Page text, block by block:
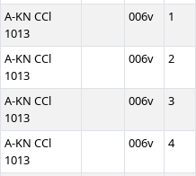
A-KN CCl
1013
006v 1
A-KN CCl
1013
006v 2
A-KN CCl
1013
006v 3
A-KN CCl
1013
006v 4